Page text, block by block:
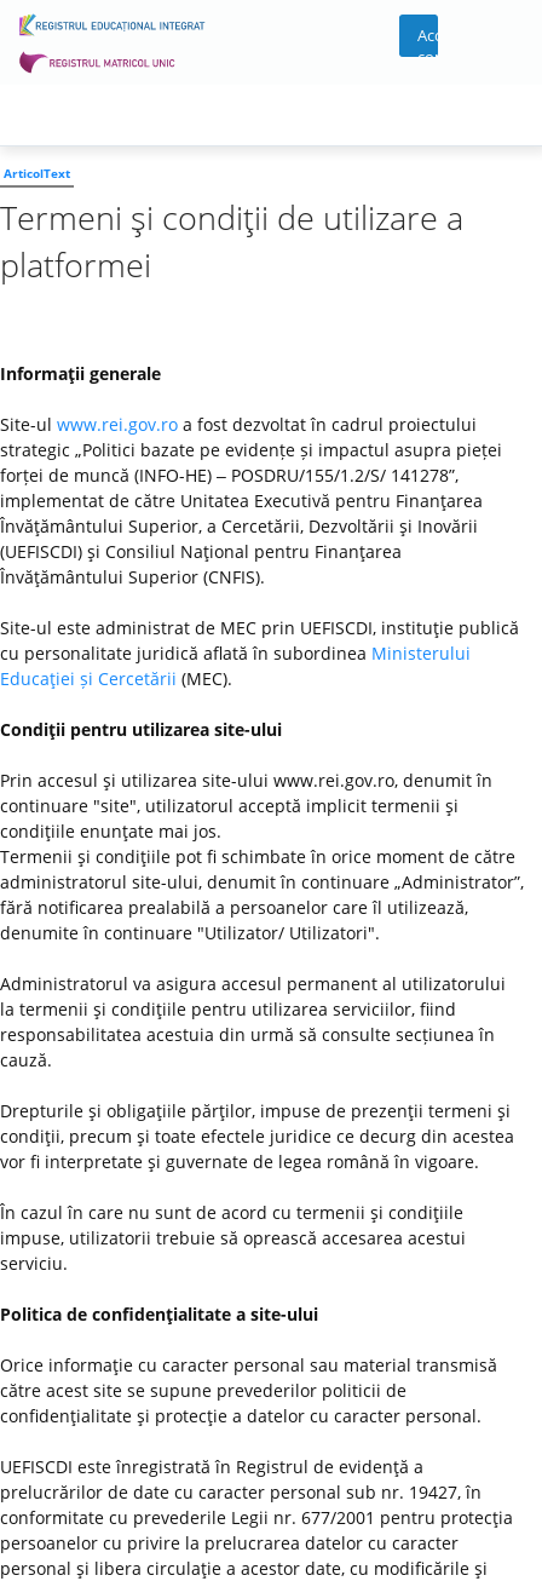
Acces
cont
ArticolText
Termeni şi condiţii de utilizare a
platformei
Informaţii generale
Site-ul www.rei.gov.ro a fost dezvoltat în cadrul proiectului
strategic „Politici bazate pe evidențe și impactul asupra pieței
forței de muncă (INFO-HE) ‒ POSDRU/155/1.2/S/ 141278”,
implementat de către Unitatea Executivă pentru Finanţarea
Învăţământului Superior, a Cercetării, Dezvoltării şi Inovării
(UEFISCDI) şi Consiliul Naţional pentru Finanţarea
Învăţământului Superior (CNFIS).
Site-ul este administrat de MEC prin UEFISCDI, instituţie publică
cu personalitate juridică aflată în subordinea Ministerului
Educaţiei și Cercetării (MEC).
Condiţii pentru utilizarea site-ului
Prin accesul şi utilizarea site-ului www.rei.gov.ro, denumit în
continuare "site", utilizatorul acceptă implicit termenii şi
condiţiile enunţate mai jos.
Termenii şi condiţiile pot fi schimbate în orice moment de către
administratorul site-ului, denumit în continuare „Administrator”,
fără notificarea prealabilă a persoanelor care îl utilizează,
denumite în continuare "Utilizator/ Utilizatori".
Administratorul va asigura accesul permanent al utilizatorului
la termenii şi condiţiile pentru utilizarea serviciilor, fiind
responsabilitatea acestuia din urmă să consulte secțiunea în
cauză.
Drepturile şi obligaţiile părţilor, impuse de prezenţii termeni şi
condiţii, precum şi toate efectele juridice ce decurg din acestea
vor fi interpretate şi guvernate de legea română în vigoare.
În cazul în care nu sunt de acord cu termenii şi condiţiile
impuse, utilizatorii trebuie să oprească accesarea acestui
serviciu.
Politica de confidenţialitate a site-ului
Orice informaţie cu caracter personal sau material transmisă
către acest site se supune prevederilor politicii de
confidenţialitate şi protecţie a datelor cu caracter personal.
UEFISCDI este înregistrată în Registrul de evidenţă a
prelucrărilor de date cu caracter personal sub nr. 19427, în
conformitate cu prevederile Legii nr. 677/2001 pentru protecţia
persoanelor cu privire la prelucrarea datelor cu caracter
personal şi libera circulaţie a acestor date, cu modificările şi